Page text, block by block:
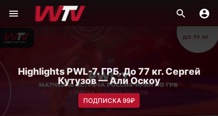
Highlights PWL-7. ГРБ. До 77 кг. Сергей
Кутузов — Али Оскоу
ПОДПИСКА 99₽